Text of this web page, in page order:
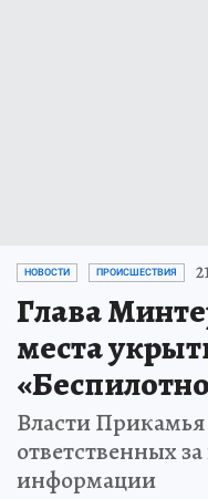
НОВОСТИ ПРОИСШЕСТВИЯ
Глава
места
Власти
ответственных
информации